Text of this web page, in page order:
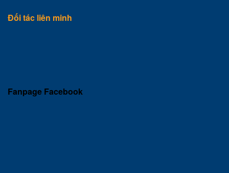
Đối tác liên minh
Fanpage Facebook